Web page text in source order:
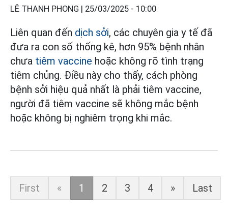
LÊ THANH PHONG | 25/03/2025 - 10:00
Liên quan đến dịch sởi, các chuyên gia y tế đã
đưa ra con số thống kê, hơn 95% bệnh nhân
chưa tiêm vaccine hoặc không rõ tình trạng
tiêm chủng. Điều này cho thấy, cách phòng
bệnh sởi hiệu quả nhất là phải tiêm vaccine,
người đã tiêm vaccine sẽ không mắc bệnh
hoặc không bị nghiêm trọng khi mắc.
First « 1 2 3 4 » Last